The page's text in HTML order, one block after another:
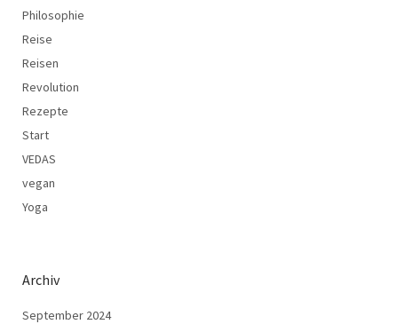
Philosophie
Reise
Reisen
Revolution
Rezepte
Start
VEDAS
vegan
Yoga
Archiv
September 2024